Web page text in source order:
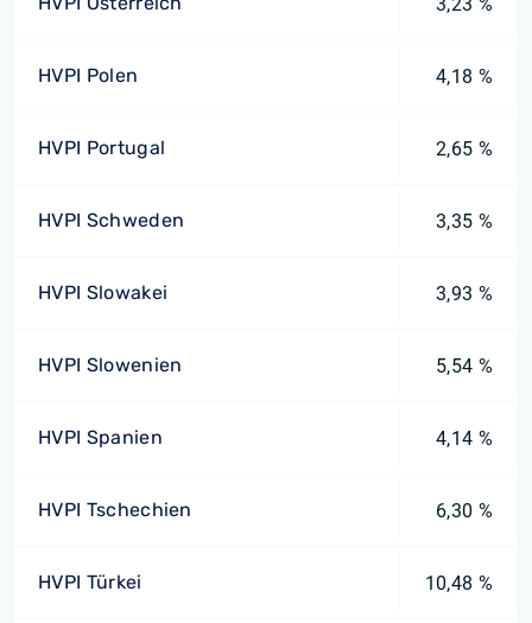
HVPI Polen 4,18 %
HVPI Portugal 2,65 %
HVPI Schweden 3,35 %
HVPI Slowakei 3,93 %
HVPI Slowenien 5,54 %
HVPI Spanien 4,14 %
HVPI Tschechien 6,30 %
HVPI Türkei 10,48 %